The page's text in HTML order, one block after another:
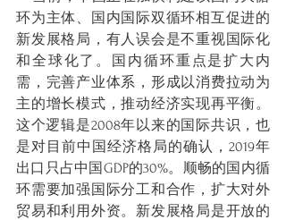
环为主体、国内国际双循环相互促进的
新发展格局，有人误会是不重视国际化
和全球化了。国内循环重点是扩大内
需，完善产业体系，形成以消费拉动为
主的增长模式，推动经济实现再平衡。
这个逻辑是2008年以来的国际共识，也
是对目前中国经济格局的确认，2019年
出口只占中国GDP的30%。顺畅的国内循
环需要加强国际分工和合作，扩大对外
贸易和利用外资。新发展格局是开放的